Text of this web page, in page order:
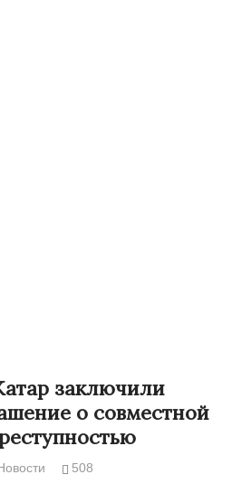
заключили
о совместной
508